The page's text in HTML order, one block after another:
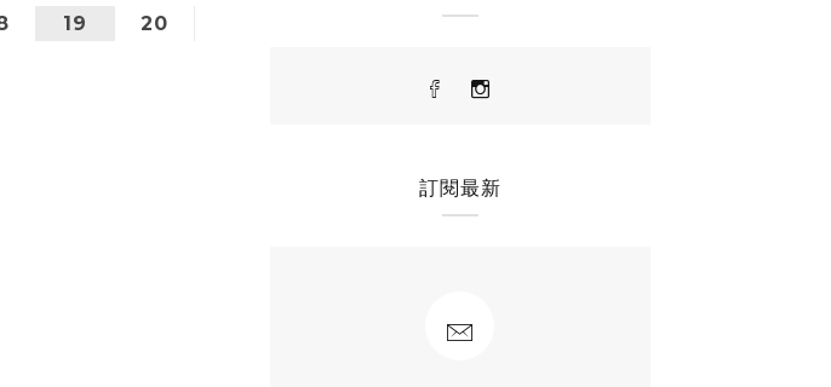
19
20
訂閱最新